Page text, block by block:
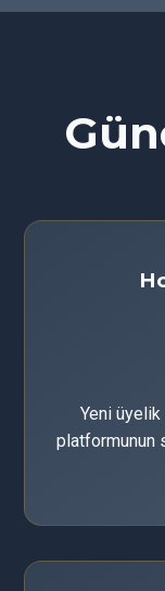
Yeni üyelik
platformunun